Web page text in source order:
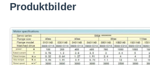
Produktbilder